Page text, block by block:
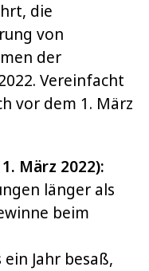
die
von
der
Vereinfacht
vor dem 1. März
März 2022):
länger als
beim
Jahr besaß,